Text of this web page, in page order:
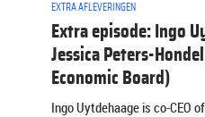
EXTRA AFLEVERINGEN
Extra episode: Ingo
Jessica Peters-
Economic Board)
Ingo Uytdehaage is co-CEO